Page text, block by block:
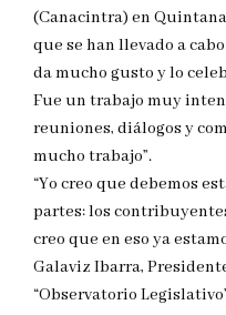
(Canacintra) en
que se han llevado a
da mucho gusto y lo
Fue un trabajo muy
reuniones, diálogos y
mucho trabajo”.
“Yo creo que debemos
partes: los
creo que en eso ya
Galaviz Ibarra,
“Observatorio